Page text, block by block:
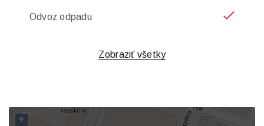
Odvoz odpadu
Zobraziť všetky
+